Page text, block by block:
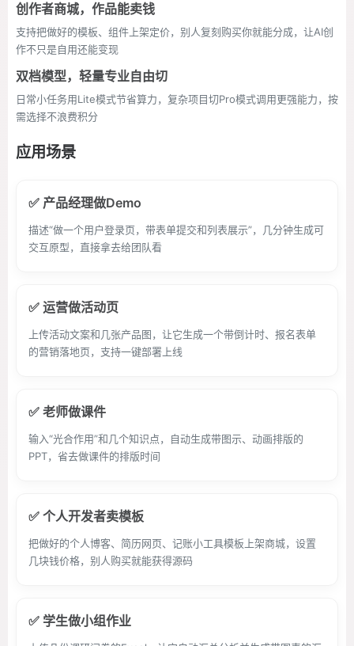
创作者商城，作品能卖钱
支持把做好的模板、组件上架定价，别人复刻购买你就能分成，让AI创
作不只是自用还能变现
双档模型，轻量专业自由切
日常小任务用Lite模式节省算力，复杂项目切Pro模式调用更强能力，按
需选择不浪费积分
应用场景
✅ 产品经理做Demo
描述“做一个用户登录页，带表单提交和列表展示”，几分钟生成可
交互原型，直接拿去给团队看
✅ 运营做活动页
上传活动文案和几张产品图，让它生成一个带倒计时、报名表单
的营销落地页，支持一键部署上线
✅ 老师做课件
输入“光合作用”和几个知识点，自动生成带图示、动画排版的
PPT，省去做课件的排版时间
✅ 个人开发者卖模板
把做好的个人博客、简历网页、记账小工具模板上架商城，设置
几块钱价格，别人购买就能获得源码
✅ 学生做小组作业